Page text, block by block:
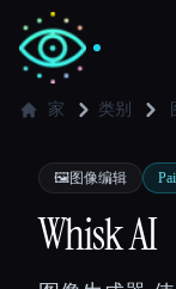
✍️写作者
💻
家 类别
🖼️图像编辑
Whisk AI